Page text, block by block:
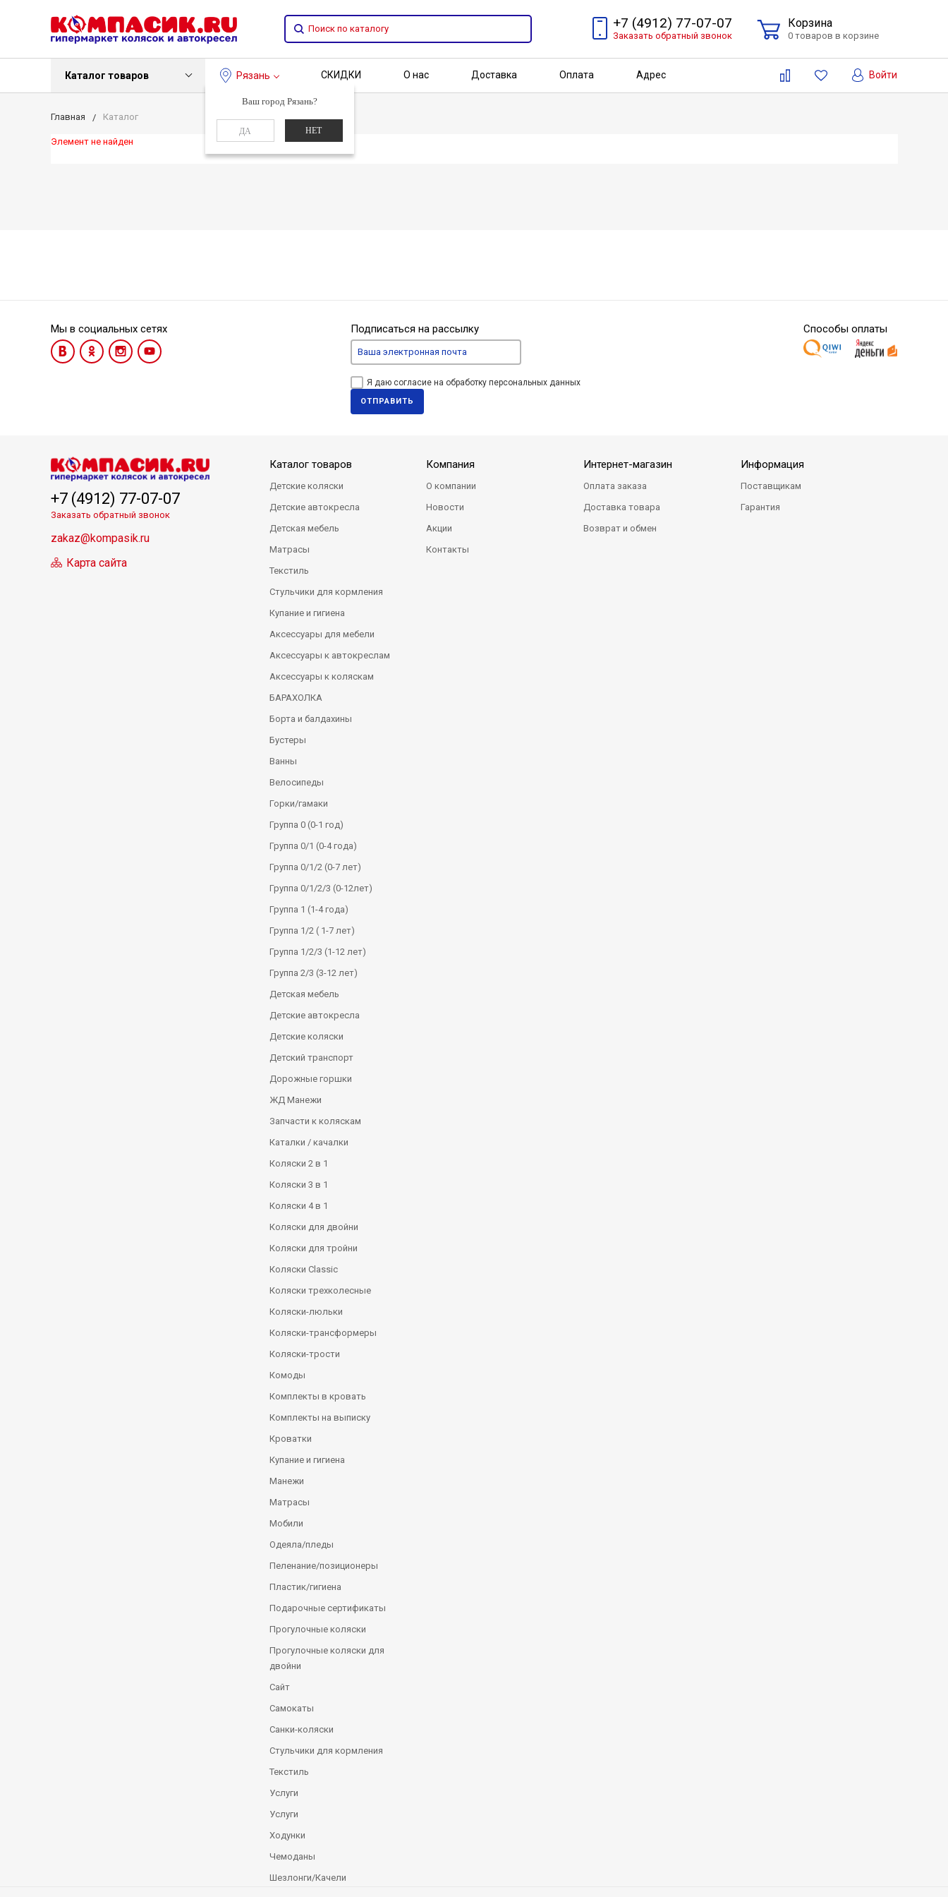
+7 (4912) 77-07-07
Заказать обратный звонок
Корзина
0 товаров в корзине
Каталог товаров Рязань
Ваш город Рязань?
ДА НЕТ
СКИДКИ О нас Доставка Оплата Адрес Войти
Главная Каталог
Элемент не найден
Мы в социальных сетях Подписаться на рассылку
Я даю согласие на обработку персональных данных
ОТПРАВИТЬ
Способы оплаты
+7 (4912) 77-07-07
Заказать обратный звонок
zakaz@kompasik.ru
Карта сайта
Каталог товаров
Детские коляски
Детские автокресла
Детская мебель
Матрасы
Текстиль
Стульчики для кормления
Купание и гигиена
Аксессуары для мебели
Аксессуары к автокреслам
Аксессуары к коляскам
БАРАХОЛКА
Борта и балдахины
Бустеры
Ванны
Велосипеды
Горки/гамаки
Группа 0 (0-1 год)
Группа 0/1 (0-4 года)
Группа 0/1/2 (0-7 лет)
Группа 0/1/2/3 (0-12лет)
Группа 1 (1-4 года)
Группа 1/2 ( 1-7 лет)
Группа 1/2/3 (1-12 лет)
Группа 2/3 (3-12 лет)
Детская мебель
Детские автокресла
Детские коляски
Детский транспорт
Дорожные горшки
ЖД Манежи
Запчасти к коляскам
Каталки / качалки
Коляски 2 в 1
Коляски 3 в 1
Коляски 4 в 1
Коляски для двойни
Коляски для тройни
Коляски Сlassic
Коляски трехколесные
Коляски-люльки
Коляски-трансформеры
Коляски-трости
Комоды
Комплекты в кровать
Комплекты на выписку
Кроватки
Купание и гигиена
Манежи
Матрасы
Мобили
Одеяла/пледы
Пеленание/позиционеры
Пластик/гигиена
Подарочные сертификаты
Прогулочные коляски
Прогулочные коляски для
двойни
Сайт
Самокаты
Санки-коляски
Стульчики для кормления
Текстиль
Услуги
Услуги
Ходунки
Чемоданы
Шезлонги/Качели
Компания
О компании
Новости
Акции
Контакты
Интернет-магазин
Оплата заказа
Доставка товара
Возврат и обмен
Информация
Поставщикам
Гарантия